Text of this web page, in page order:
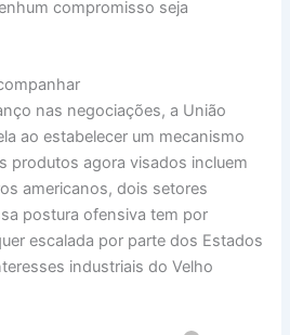
compromisso seja
nas negociações, a União
ao estabelecer um mecanismo
produtos agora visados incluem
americanos, dois setores
postura ofensiva tem por
escalada por parte dos Estados
industriais do Velho